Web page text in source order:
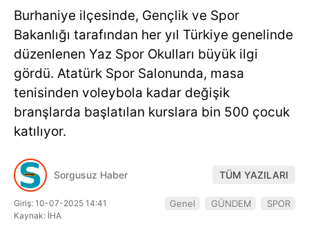
EKONOMİ
SPOR
MAGAZİN
DİĞER
Burhaniye ilçesinde, Gençlik ve Spor
Bakanlığı tarafından her yıl Türkiye genelinde
düzenlenen Yaz Spor Okulları büyük ilgi
gördü. Atatürk Spor Salonunda, masa
tenisinden voleybola kadar değişik
branşlarda başlatılan kurslara bin 500 çocuk
katılıyor.
Sorgusuz Haber TÜM YAZILARI
Giriş: 10-07-2025 14:41
Kaynak: İHA
Genel GÜNDEM SPOR